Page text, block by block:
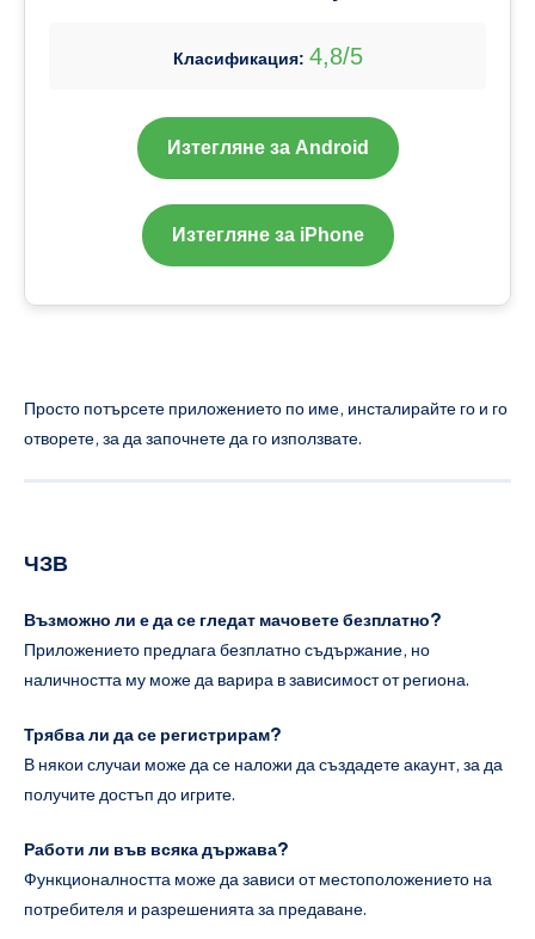
Класификация: 4,8/5
Изтегляне за Android
Изтегляне за iPhone
Просто потърсете приложението по име, инсталирайте го и го
отворете, за да започнете да го използвате.
ЧЗВ
Възможно ли е да се гледат мачовете безплатно?
Приложението предлага безплатно съдържание, но
наличността му може да варира в зависимост от региона.
Трябва ли да се регистрирам?
В някои случаи може да се наложи да създадете акаунт, за да
получите достъп до игрите.
Работи ли във всяка държава?
Функционалността може да зависи от местоположението на
потребителя и разрешенията за предаване.